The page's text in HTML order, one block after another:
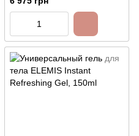
Collection